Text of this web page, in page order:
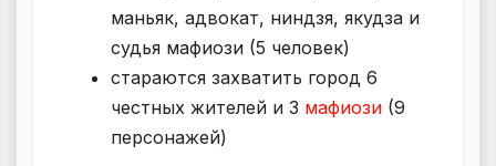
маньяк, адвокат, ниндзя, якудза и
судья мафиози (5 человек)
стараются захватить город 6
честных жителей и 3 мафиози (9
персонажей)